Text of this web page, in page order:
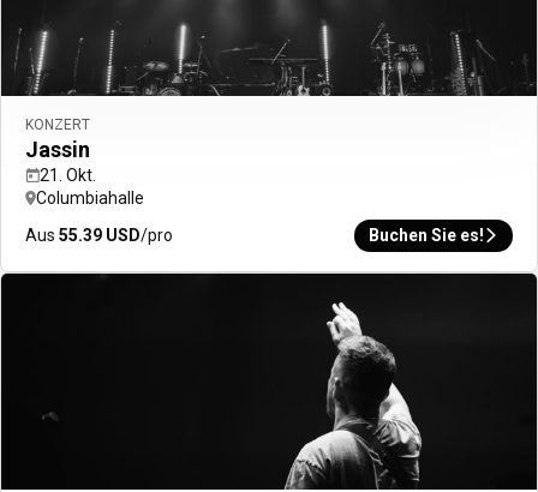
Berlin
München
Hamburg
Wien
Ihre Urlaubsplanung ist jetzt noch einfacher
KONZERT
Jassin
21. Okt.
Columbiahalle
Aus 55.39 USD/pro Buchen Sie es!